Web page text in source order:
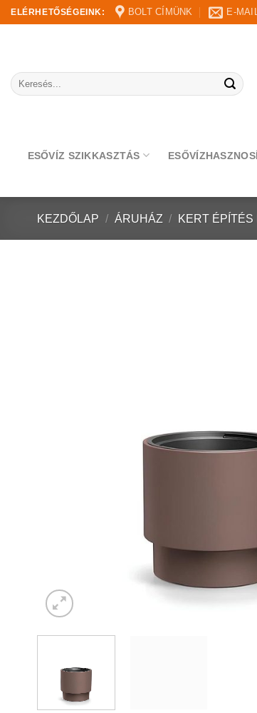
Skip
to
ELÉRHETŐSÉGEINK: BOLT CÍMÜNK E-
Keresés
a
ESŐVÍZ SZIKKASZTÁS
KEZDŐLAP / ÁRUHÁZ / KERT ÉPÍTÉS